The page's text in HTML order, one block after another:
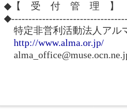
◆【 受 付 管 理 】
特定非営利活動法人アル
http://www.alma.or.jp/